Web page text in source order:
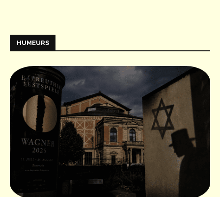
HUMEURS